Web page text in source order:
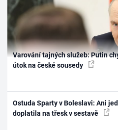
Varování tajných služeb: Putin
útok na české sousedy
Ostuda Sparty v Boleslavi: Ani
doplatila na třesk v sestavě